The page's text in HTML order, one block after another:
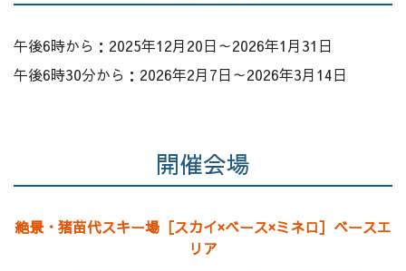
午後6時から：2025年12月20日～2026年1月31日
午後6時30分から：2026年2月7日～2026年3月14日
開催会場
絶景・猪苗代スキー場［スカイ×ベース×ミネロ］ベースエ
リア